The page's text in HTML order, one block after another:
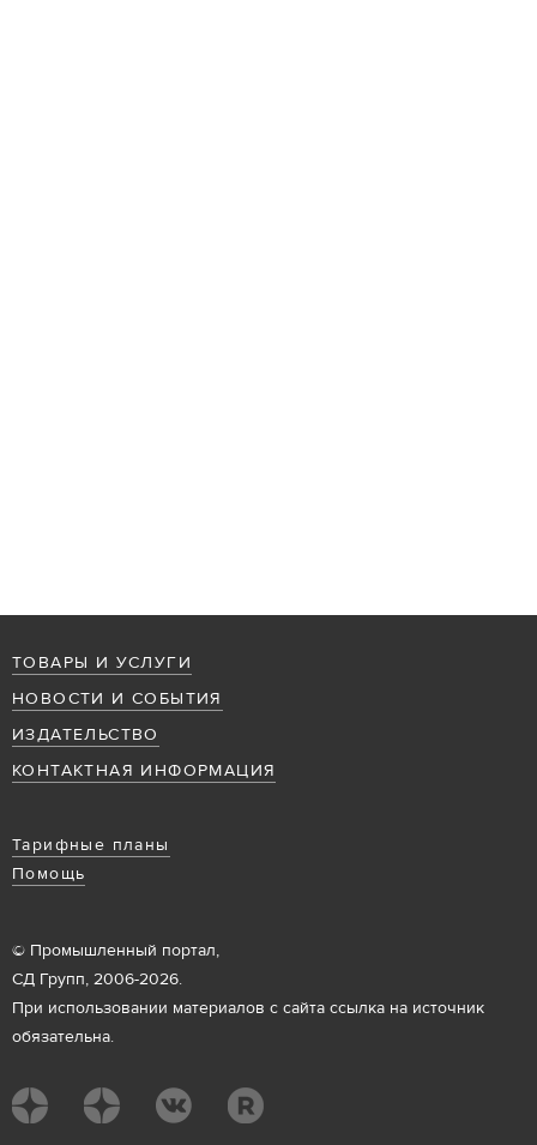
ТОВАРЫ И УСЛУГИ
НОВОСТИ И СОБЫТИЯ
ИЗДАТЕЛЬСТВО
КОНТАКТНАЯ ИНФОРМАЦИЯ
Тарифные планы
Помощь
© Промышленный портал,
СД Групп, 2006-2026.
При использовании материалов с сайта ссылка на источник
обязательна.